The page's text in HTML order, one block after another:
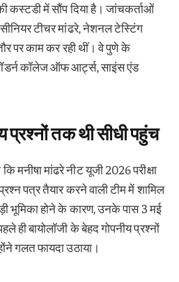
कस्टडी में सौंप दिया है। जांचकर्ताओं
टीचर मांढरे, नेशनल टेस्टिंग
पर काम कर रही थीं। वे पुणे के
कॉलेज ऑफ आर्ट्स, साइंस एंड
प्रश्नों तक थी सीधी पहुंच
मनीषा मांढरे नीट यूजी 2026 परीक्षा
पत्र तैयार करने वाली टीम में शामिल
भूमिका होने के कारण, उनके पास 3 मई
ही बायोलॉजी के बेहद गोपनीय प्रश्नों
गलत फायदा उठाया।